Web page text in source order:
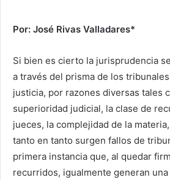
Por: José Rivas Valladares*
Si bien es cierto la jurisprudencia
a través del prisma de los
justicia, por razones diversas tales
superioridad judicial, la clase de
jueces, la complejidad de la
tanto en tanto surgen fallos de
primera instancia que, al quedar
recurridos, igualmente generan